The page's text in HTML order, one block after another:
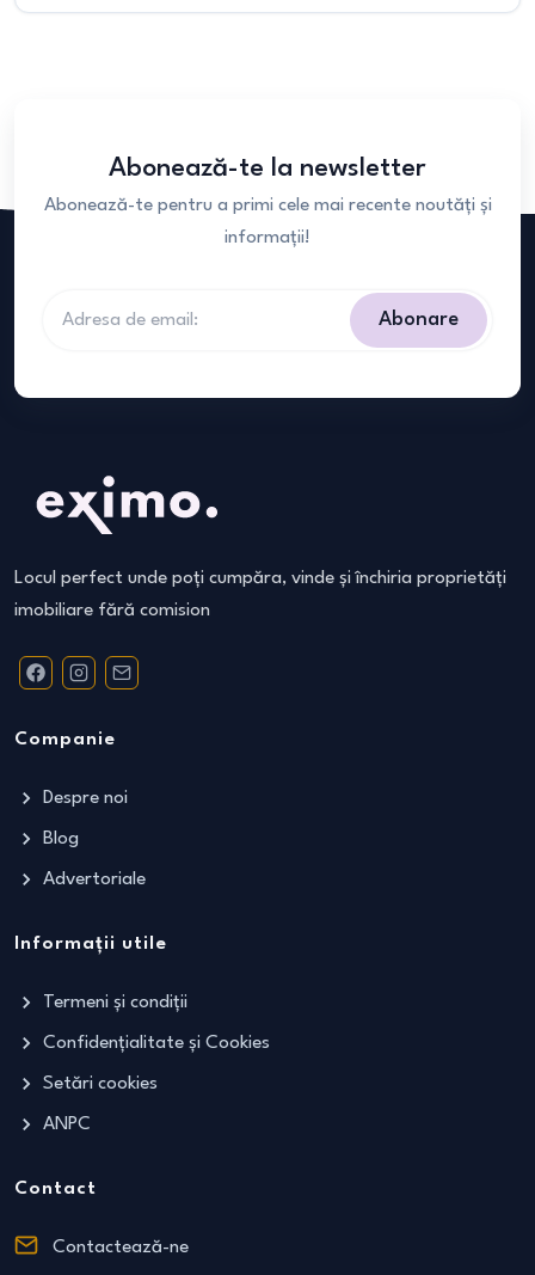
Abonează-te la newsletter
Abonează-te pentru a primi cele mai recente noutăți și
informații!
Abonare
Locul perfect unde poți cumpăra, vinde și închiria proprietăți
imobiliare fără comision
Companie
Despre noi
Blog
Advertoriale
Informații utile
Termeni și condiții
Confidențialitate și Cookies
Setări cookies
ANPC
Contact
Contactează-ne